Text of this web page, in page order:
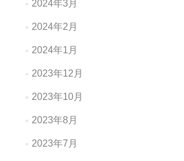
2024年3月
2024年2月
2024年1月
2023年12月
2023年10月
2023年8月
2023年7月